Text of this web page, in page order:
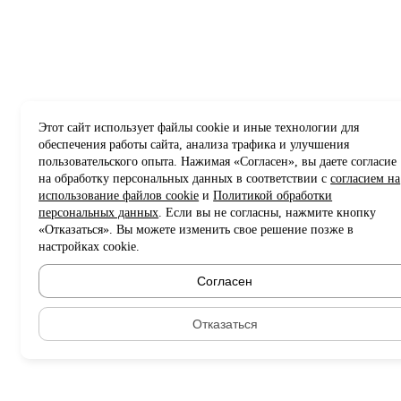
Этот сайт использует файлы cookie и иные технологии для
обеспечения работы сайта, анализа трафика и улучшения
пользовательского опыта. Нажимая «Согласен», вы даете согласие
на обработку персональных данных в соответствии ссогласием на
использование файлов cookie иПолитикой обработки
персональных данных. Если вы не согласны, нажмите кнопку
«Отказаться». Вы можете изменить свое решение позже в
настройках cookie.
Согласен
Отказаться